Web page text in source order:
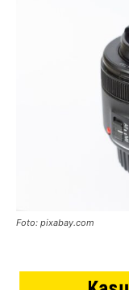
Foto: pixabay.com